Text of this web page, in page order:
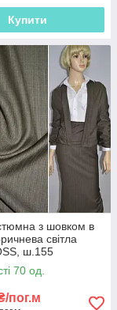
Купити
з шовком в
світла
ш.155
70 од.
пог.м